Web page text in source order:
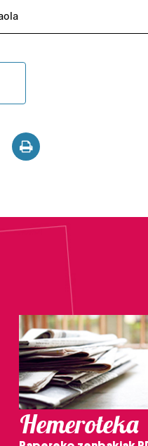
Hemeroteka